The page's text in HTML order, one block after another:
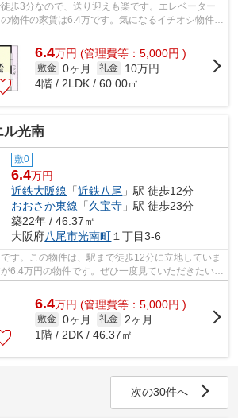
歩3分なので、送り迎えも楽です。エレベーター
物件の家賃は6.4万です。気になるイチオシ物件情
6.4万円 (管理費等：5,000円 )
敷金 0ヶ月 礼金
10万円
4階 / 2LDK / 60.00㎡
ル光南
敷0
6.4万円
近鉄大阪線 「近鉄八尾 」駅 徒歩12分
おおさか東線 「久宝寺 」駅 徒歩23分
築22年 / 46.37㎡
大阪府八尾市光南町 １丁目3-6
す。この物件は、駅まで徒歩12分に立地していま
6.4万円の物件です。ぜひ一度見ていただきたい、
軽にテム・...
6.4万円 (管理費等：5,000円 )
敷金 0ヶ月 礼金
2ヶ月
1階 / 2DK / 46.37㎡
次の30件へ